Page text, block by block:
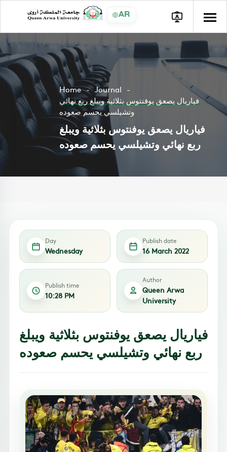
AR
Home
Journal
فياريال يصعق يوفنتوس بثلاثية ويبلغ ربع نهائي
وتشيلسي يحسم صعوده
فياريال يصعق يوفنتوس بثلاثية ويبلغ
ربع نهائي وتشيلسي يحسم صعوده
Day
Wednesday
Publish date
16 March 2022
Publish time
10:28 PM
Author
Queen Arwa
University
فياريال يصعق يوفنتوس بثلاثية ويبلغ
ربع نهائي وتشيلسي يحسم صعوده